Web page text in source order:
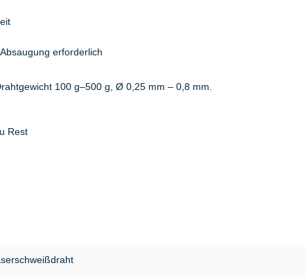
erforderlich
100 g–500 g, Ø 0,25 mm – 0,8 mm.
Rest